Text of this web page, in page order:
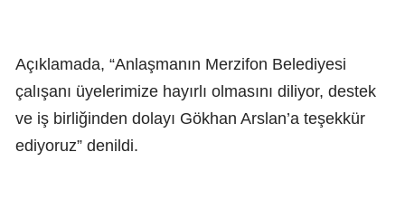
Açıklamada, “Anlaşmanın Merzifon Belediyesi
çalışanı üyelerimize hayırlı olmasını diliyor, destek
ve iş birliğinden dolayı Gökhan Arslan’a teşekkür
ediyoruz” denildi.